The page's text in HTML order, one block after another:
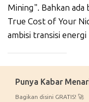
Mining". Bahkan
True Cost of Your
ambisi transisi energi
Punya Kabar
Bagikan disini GRATIS! 🚀